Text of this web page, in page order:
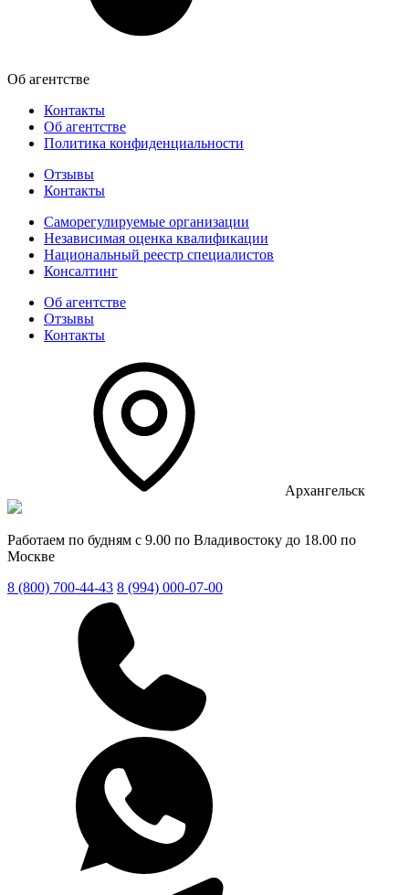
Об агентстве
Контакты
Об агентстве
Политика конфиденциальности
Отзывы
Контакты
Саморегулируемые организации
Независимая оценка квалификации
Национальный реестр специалистов
Консалтинг
Об агентстве
Отзывы
Контакты
Архангельск
Работаем по будням с 9.00 по Владивостоку до 18.00 по
Москве
8 (800) 700-44-43 8 (994) 000-07-00